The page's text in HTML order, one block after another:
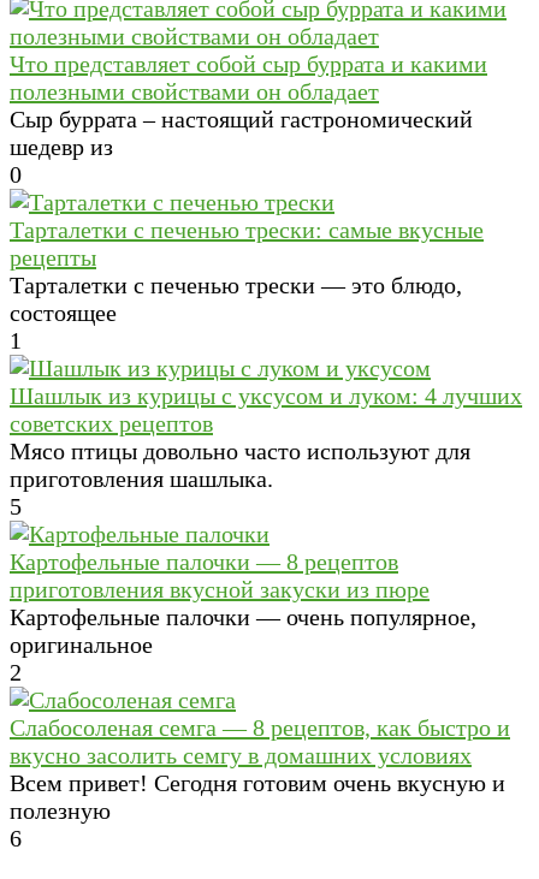
Что представляет собой сыр буррата и какими
полезными свойствами он обладает
Сыр буррата – настоящий гастрономический
шедевр из
0
Тарталетки с печенью трески: самые вкусные
рецепты
Тарталетки с печенью трески — это блюдо,
состоящее
1
Шашлык из курицы с уксусом и луком: 4 лучших
советских рецептов
Мясо птицы довольно часто используют для
приготовления шашлыка.
5
Картофельные палочки — 8 рецептов
приготовления вкусной закуски из пюре
Картофельные палочки — очень популярное,
оригинальное
2
Слабосоленая семга — 8 рецептов, как быстро и
вкусно засолить семгу в домашних условиях
Всем привет! Сегодня готовим очень вкусную и
полезную
6